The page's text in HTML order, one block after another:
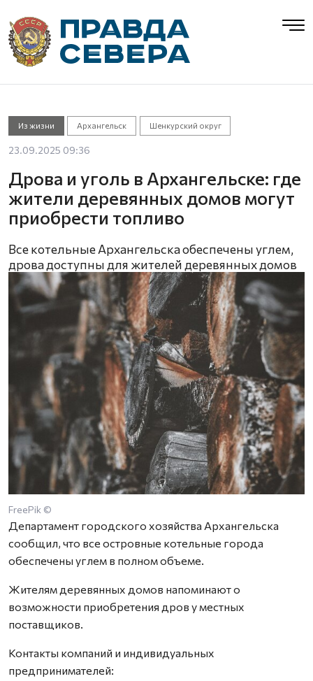
Из жизни Архангельск Шенкурский округ
23.09.2025 09:36
Дрова и уголь в Архангельске: где
жители деревянных домов могут
приобрести топливо
Все котельные Архангельска обеспечены углем,
дрова доступны для жителей деревянных домов
FreePik ©
Департамент городского хозяйства Архангельска
сообщил, что все островные котельные города
обеспечены углем в полном объеме.
Жителям деревянных домов напоминают о
возможности приобретения дров у местных
поставщиков.
Контакты компаний и индивидуальных
предпринимателей: